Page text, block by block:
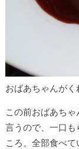
おばあちゃんがく
この前おばあちゃ
言うので、一口も
ころ、全部食べ